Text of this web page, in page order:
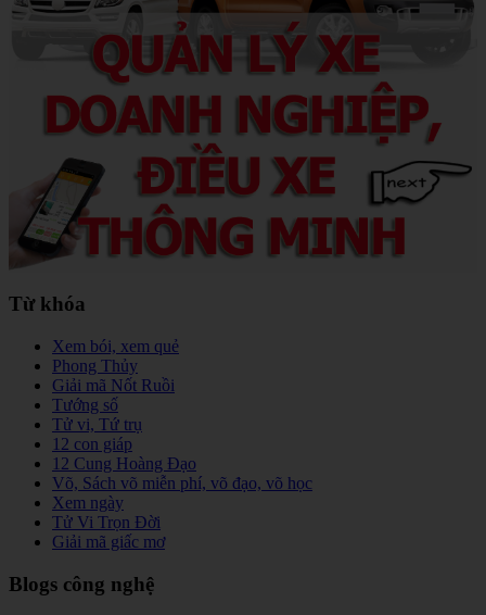
Từ khóa
Xem bói, xem quẻ
Phong Thủy
Giải mã Nốt Ruồi
Tướng số
Tử vi, Tứ trụ
12 con giáp
12 Cung Hoàng Đạo
Võ, Sách võ miễn phí, võ đạo, võ học
Xem ngày
Tử Vi Trọn Đời
Giải mã giấc mơ
Blogs công nghệ